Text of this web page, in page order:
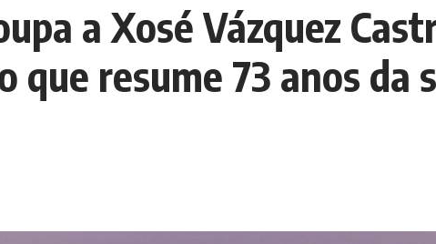
a Xosé Vázquez
que resume 73 anos da